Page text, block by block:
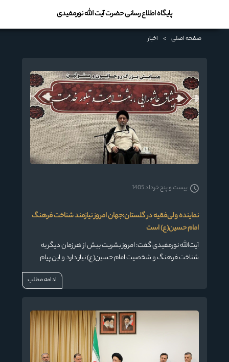
پایگاه اطلاع رسانی حضرت آیت الله نورمفیدی
صفحه اصلی > اخبار
نماینده ولی‌فقیه در گلستان:جهان امروز نیازمند شناخت فرهنگ
امام حسین(ع) است
آیت‌الله نورمفیدی گفت: امروز بشریت بیش از هر زمان دیگر به
شناخت فرهنگ و شخصیت امام حسین(ع) نیاز دارد و این پیام
باید با بیانی هنرمندانه، صحیح و قابل فهم به جهانیان منتقل
بیست و پنج خرداد 1405
ادامه مطلب